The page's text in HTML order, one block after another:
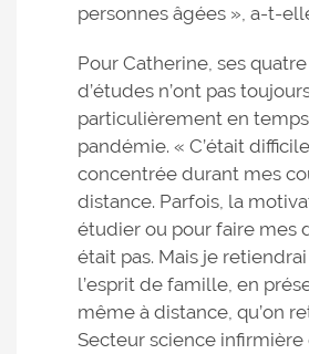
personnes âgées », a-t-
Pour Catherine, ses
d’études n’ont pas
particulièrement en
pandémie. « C’était
concentrée durant mes
distance. Parfois, la
étudier ou pour faire mes
était pas. Mais je
l’esprit de famille, en
même à distance, qu’on
Secteur science infirmière